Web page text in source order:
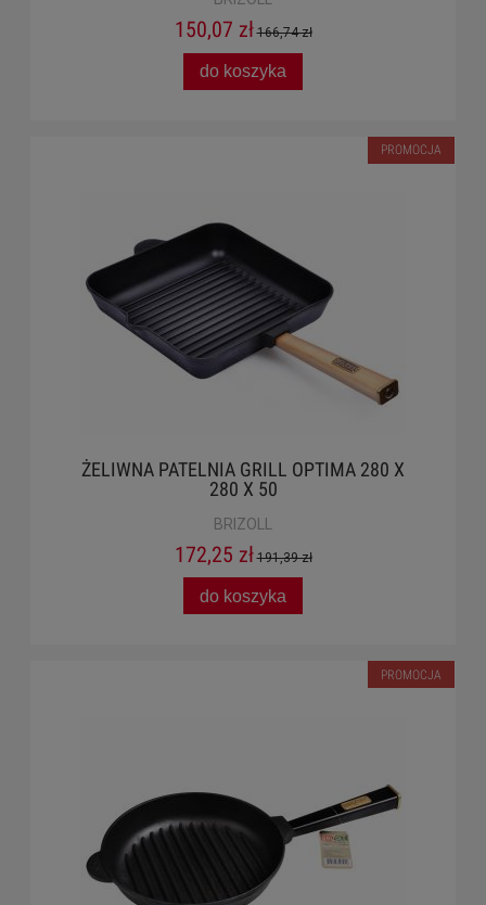
150,07 zł 166,74 zł
do koszyka
ŻELIWNA PATELNIA GRILL OPTIMA 280 X
280 X 50
BRIZOLL
172,25 zł 191,39 zł
do koszyka
PROMOCJA
PROMOCJA